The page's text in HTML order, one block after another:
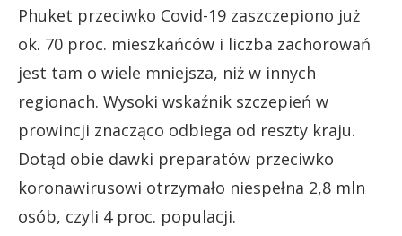
Phuket przeciwko Covid-19 zaszczepiono już
ok. 70 proc. mieszkańców i liczba zachorowań
jest tam o wiele mniejsza, niż w innych
regionach. Wysoki wskaźnik szczepień w
prowincji znacząco odbiega od reszty kraju.
Dotąd obie dawki preparatów przeciwko
koronawirusowi otrzymało niespełna 2,8 mln
osób, czyli 4 proc. populacji.